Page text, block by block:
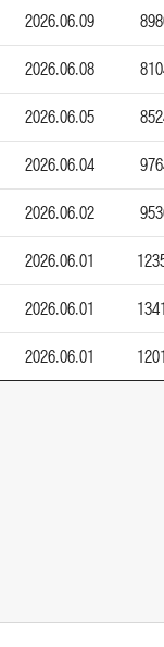
2026.06.09
2026.06.08
2026.06.05
2026.06.04
2026.06.02
2026.06.01
2026.06.01
2026.06.01